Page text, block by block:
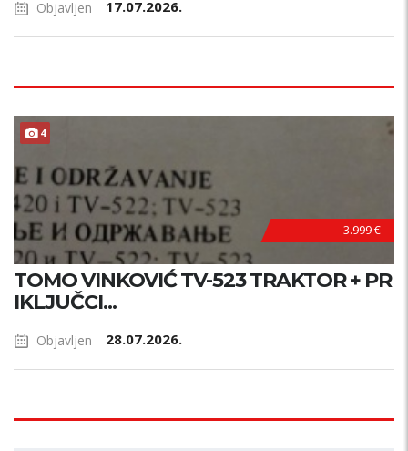
Objavljen 17.07.2026.
4
3.999 €
TOMO VINKOVIĆ TV-523 TRAKTOR + PR
IKLJUČCI...
Objavljen 28.07.2026.